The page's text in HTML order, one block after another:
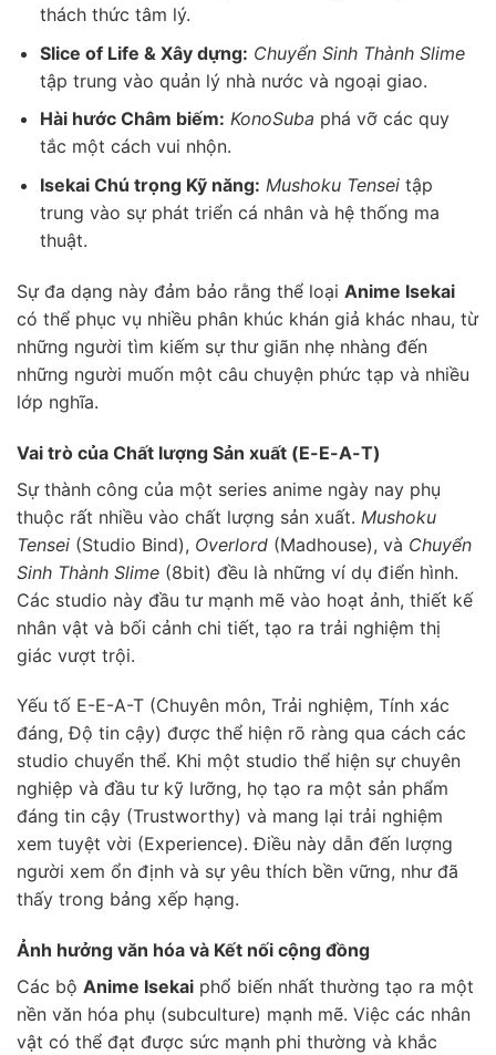
thách thức tâm lý.
Slice of Life & Xây dựng: Chuyển Sinh Thành Slime
tập trung vào quản lý nhà nước và ngoại giao.
Hài hước Châm biếm: KonoSuba phá vỡ các quy
tắc một cách vui nhộn.
Isekai Chú trọng Kỹ năng: Mushoku Tenseitập
trung vào sự phát triển cá nhân và hệ thống ma
thuật.
Sự đa dạng này đảm bảo rằng thể loại Anime Isekai
có thể phục vụ nhiều phân khúc khán giả khác nhau, từ
những người tìm kiếm sự thư giãn nhẹ nhàng đến
những người muốn một câu chuyện phức tạp và nhiều
lớp nghĩa.
Vai trò của Chất lượng Sản xuất (E-E-A-T)
Sự thành công của một series anime ngày nay phụ
thuộc rất nhiều vào chất lượng sản xuất. Mushoku
Tensei (Studio Bind), Overlord (Madhouse), và Chuyển
Sinh Thành Slime (8bit) đều là những ví dụ điển hình.
Các studio này đầu tư mạnh mẽ vào hoạt ảnh, thiết kế
nhân vật và bối cảnh chi tiết, tạo ra trải nghiệm thị
giác vượt trội.
Yếu tố E-E-A-T (Chuyên môn, Trải nghiệm, Tính xác
đáng, Độ tin cậy) được thể hiện rõ ràng qua cách các
studio chuyển thể. Khi một studio thể hiện sự chuyên
nghiệp và đầu tư kỹ lưỡng, họ tạo ra một sản phẩm
đáng tin cậy (Trustworthy) và mang lại trải nghiệm
xem tuyệt vời (Experience). Điều này dẫn đến lượng
người xem ổn định và sự yêu thích bền vững, như đã
thấy trong bảng xếp hạng.
Ảnh hưởng văn hóa và Kết nối cộng đồng
Các bộ Anime Isekai phổ biến nhất thường tạo ra một
nền văn hóa phụ (subculture) mạnh mẽ. Việc các nhân
vật có thể đạt được sức mạnh phi thường và khắc